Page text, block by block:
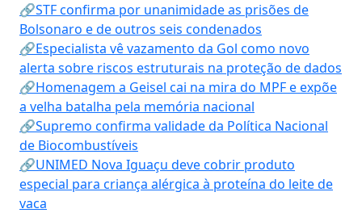
🔗STF confirma por unanimidade as prisões de
Bolsonaro e de outros seis condenados
🔗Especialista vê vazamento da Gol como novo
alerta sobre riscos estruturais na proteção de dados
🔗Homenagem a Geisel cai na mira do MPF e expõe
a velha batalha pela memória nacional
🔗Supremo confirma validade da Política Nacional
de Biocombustíveis
🔗UNIMED Nova Iguaçu deve cobrir produto
especial para criança alérgica à proteína do leite de
vaca